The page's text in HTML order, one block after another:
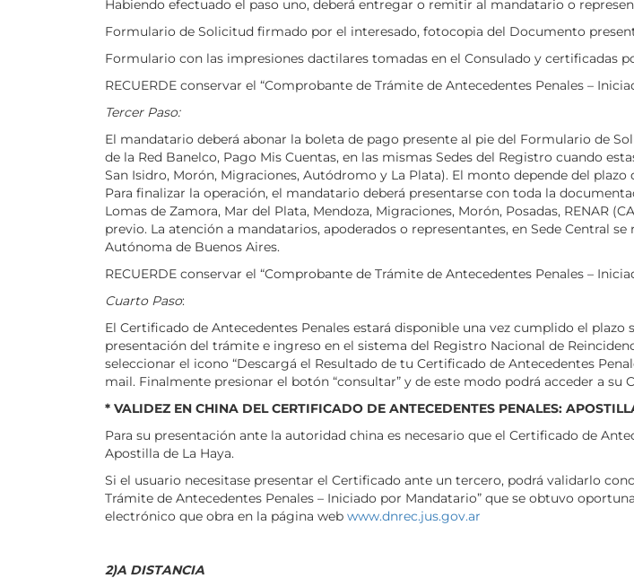
Habiendo efectuado el paso uno, deberá entregar o remitir al mandatario o
Formulario de Solicitud firmado por el interesado, fotocopia del Documento
Formulario con las impresiones dactilares tomadas en el Consulado y certificadas
RECUERDE conservar el “Comprobante de Trámite de Antecedentes Penales –
Tercer Paso:
El mandatario deberá abonar la boleta de pago presente al pie del Formulario de
de la Red Banelco, Pago Mis Cuentas, en las mismas Sedes del Registro cuando
San Isidro, Morón, Migraciones, Autódromo y La Plata). El monto depende del plazo
Para finalizar la operación, el mandatario deberá presentarse con toda la
Lomas de Zamora, Mar del Plata, Mendoza, Migraciones, Morón, Posadas, RENAR
previo. La atención a mandatarios, apoderados o representantes, en Sede Central
Autónoma de Buenos Aires.
RECUERDE conservar el “Comprobante de Trámite de Antecedentes Penales –
Cuarto Paso:
El Certificado de Antecedentes Penales estará disponible una vez cumplido el
presentación del trámite e ingreso en el sistema del Registro Nacional de
seleccionar el icono “Descargá el Resultado de tu Certificado de Antecedentes
mail. Finalmente presionar el botón “consultar” y de este modo podrá acceder a su
* VALIDEZ EN CHINA DEL CERTIFICADO DE ANTECEDENTES PENALES:
Para su presentación ante la autoridad china es necesario que el Certificado de
Apostilla de La Haya.
Si el usuario necesitase presentar el Certificado ante un tercero, podrá validarlo
Trámite de Antecedentes Penales – Iniciado por Mandatario” que se obtuvo
electrónico que obra en la página web www.dnrec.jus.gov.ar
2)A DISTANCIA